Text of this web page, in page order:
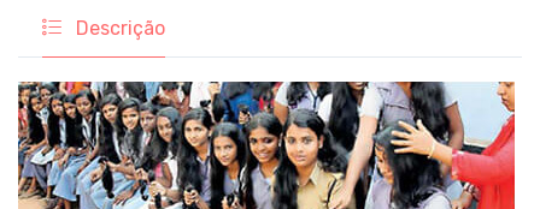
Descrição